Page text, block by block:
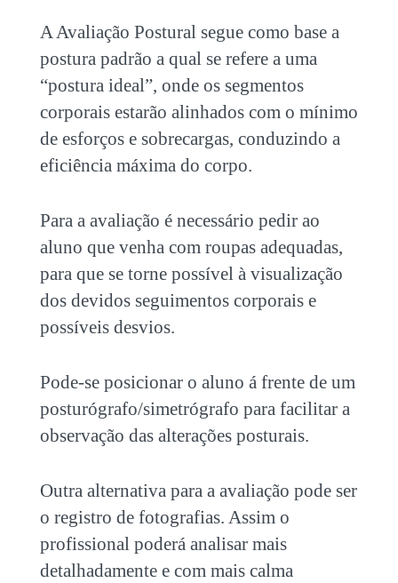
A Avaliação Postural segue como base a
postura padrão a qual se refere a uma
“postura ideal”, onde os segmentos
corporais estarão alinhados com o mínimo
de esforços e sobrecargas, conduzindo a
eficiência máxima do corpo.
Para a avaliação é necessário pedir ao
aluno que venha com roupas adequadas,
para que se torne possível à visualização
dos devidos seguimentos corporais e
possíveis desvios.
Pode-se posicionar o aluno á frente de um
posturógrafo/simetrógrafo para facilitar a
observação das alterações posturais.
Outra alternativa para a avaliação pode ser
o registro de fotografias. Assim o
profissional poderá analisar mais
detalhadamente e com mais calma